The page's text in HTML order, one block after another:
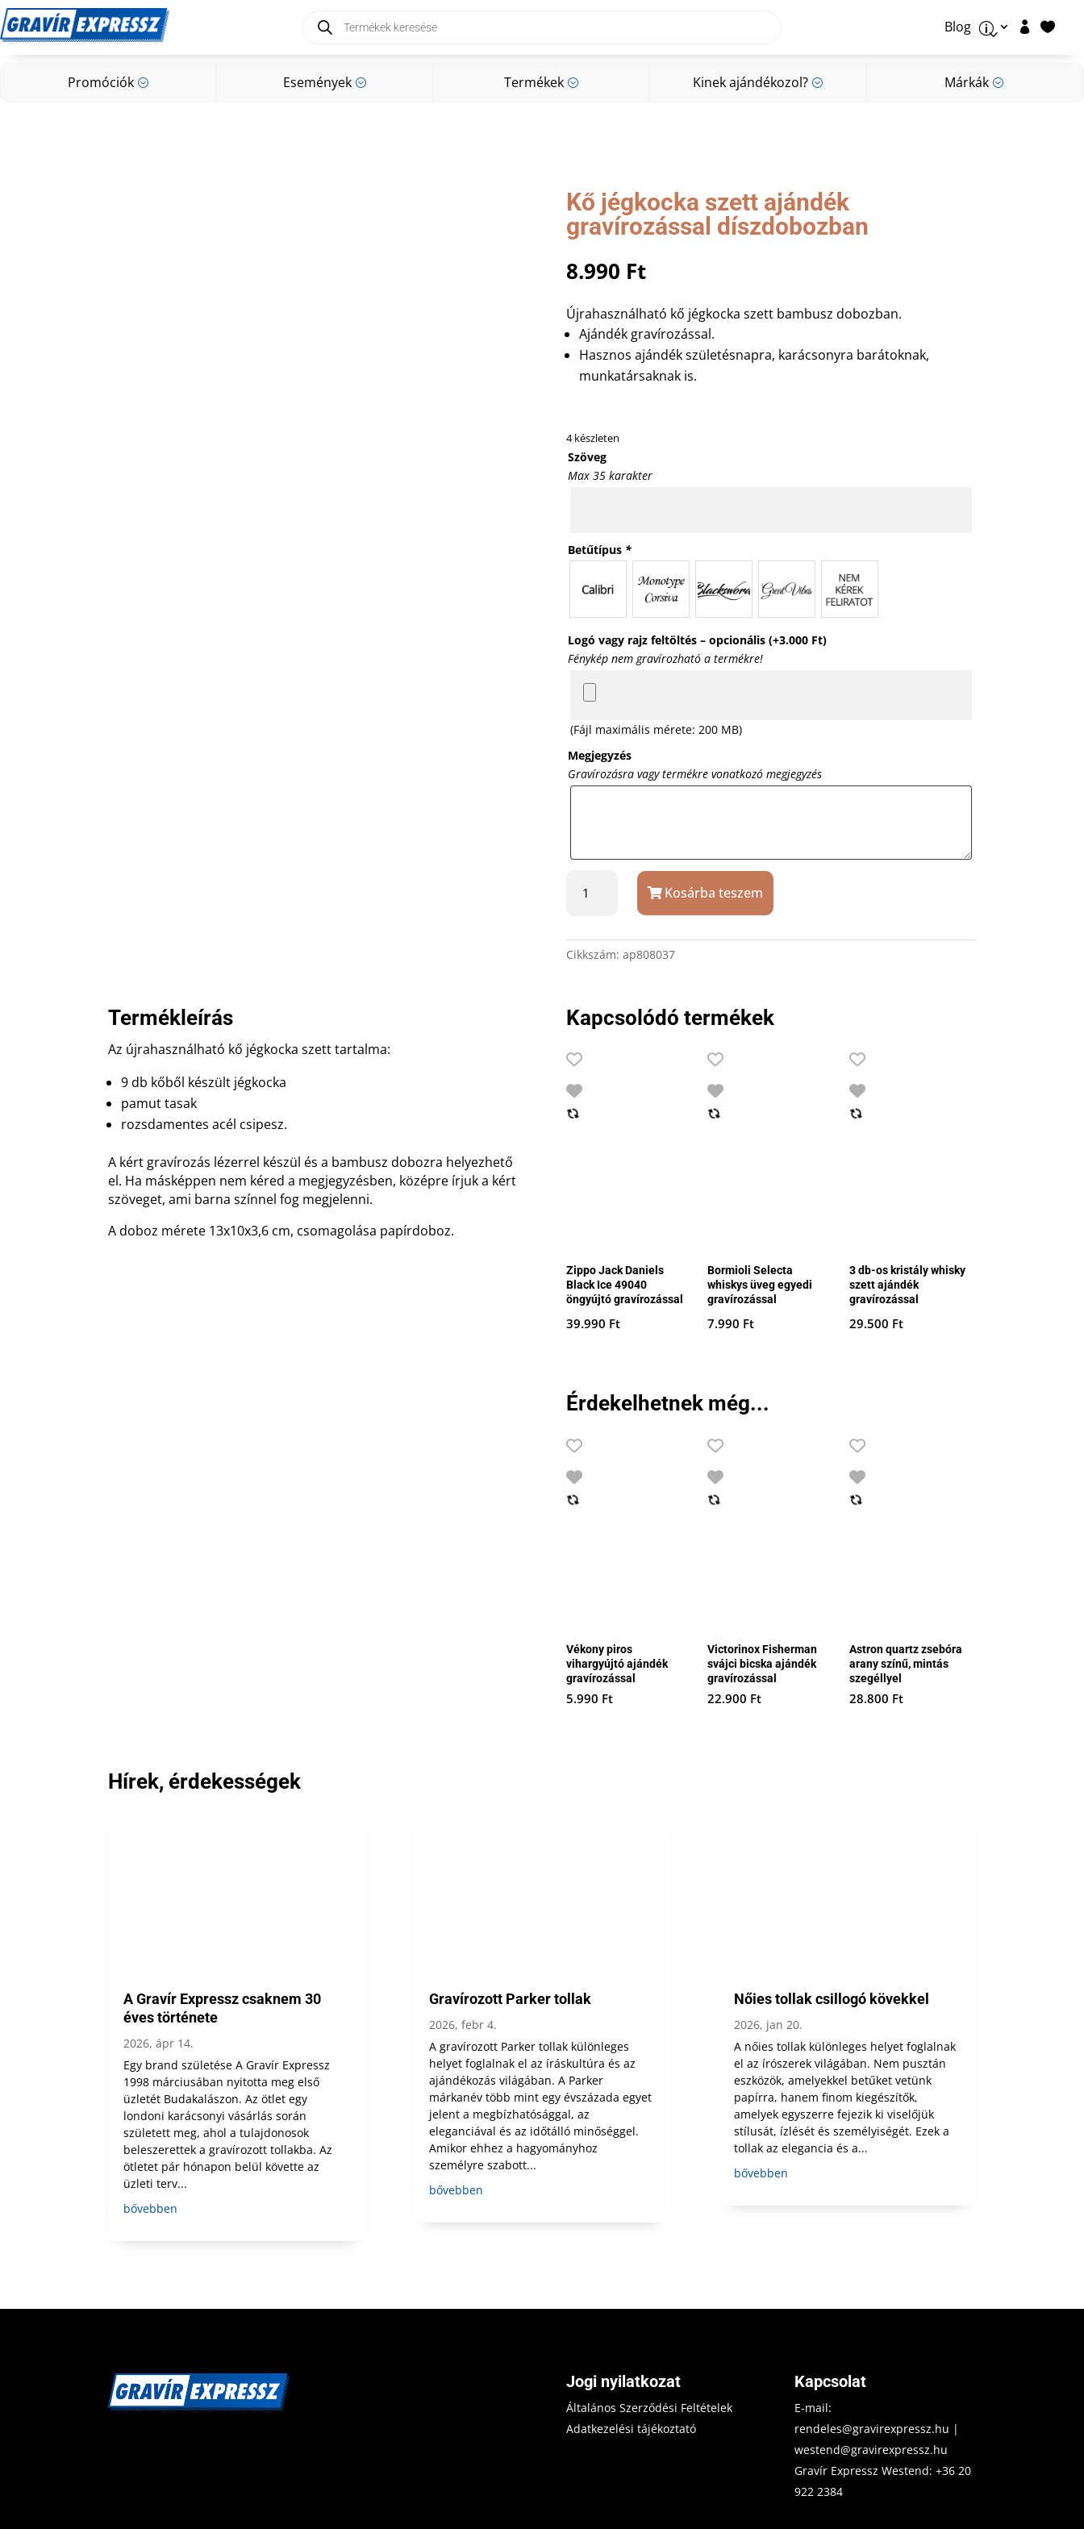
search Blog p  
Promóciók ; Események ; Termékek ; Kinek ajándékozol? ; Márkák ;
Promóciók; Események Márkák;
Kő jégkocka szett ajándék
gravírozással díszdobozban
8.990 Ft
Újrahasználható kő jégkocka szett bambusz dobozban.
Ajándék gravírozással.
Hasznos ajándék születésnapra, karácsonyra barátoknak,
munkatársaknak is.
4 készleten
Szöveg
Max 35 karakter
Betűtípus *
Logó vagy rajz feltöltés – opcionális (+3.000 Ft)
Fénykép nem gravírozható a termékre!
(Fájl maximális mérete: 200 MB)
Megjegyzés
Gravírozásra vagy termékre vonatkozó megjegyzés
jégkocka
gravírozással
Kosárba teszem
Cikkszám: ap808037
Termékleírás
Az újrahasználható kő jégkocka szett tartalma:
9 db kőből készült jégkocka
pamut tasak
rozsdamentes acél csipesz.
A kért gravírozás lézerrel készül és a bambusz dobozra helyezhető
el. Ha másképpen nem kéred a megjegyzésben, középre írjuk a kért
szöveget, ami barna színnel fog megjelenni.
A doboz mérete 13x10x3,6 cm, csomagolása papírdoboz.
Kapcsolódó termékek
Zippo Jack Daniels
Black Ice 49040
öngyújtó gravírozással
39.990 Ft
Bormioli Selecta
whiskys üveg egyedi
gravírozással
7.990 Ft
3 db-os kristály whisky
szett ajándék
gravírozással
29.500 Ft
Érdekelhetnek még...
Vékony piros
vihargyújtó ajándék
gravírozással
5.990 Ft
Victorinox Fisherman
svájci bicska ajándék
gravírozással
22.900 Ft
Astron quartz zsebóra
arany színű, mintás
szegéllyel
28.800 Ft
Hírek, érdekességek
A Gravír Expressz csaknem 30
éves története
2026, ápr 14.
Egy brand születése A Gravír Expressz
1998 márciusában nyitotta meg első
üzletét Budakalászon. Az ötlet egy
londoni karácsonyi vásárlás során
született meg, ahol a tulajdonosok
beleszerettek a gravírozott tollakba. Az
ötletet pár hónapon belül követte az
üzleti terv...
bővebben
Gravírozott Parker tollak
2026, febr 4.
A gravírozott Parker tollak különleges
helyet foglalnak el az íráskultúra és az
ajándékozás világában. A Parker
márkanév több mint egy évszázada egyet
jelent a megbízhatósággal, az
eleganciával és az időtálló minőséggel.
Amikor ehhez a hagyományhoz
személyre szabott...
bővebben
Nőies tollak csillogó kövekkel
2026, jan 20.
A nőies tollak különleges helyet foglalnak
el az írószerek világában. Nem pusztán
eszközök, amelyekkel betűket vetünk
papírra, hanem finom kiegészítők,
amelyek egyszerre fejezik ki viselőjük
stílusát, ízlését és személyiségét. Ezek a
tollak az elegancia és a...
bővebben
Jogi nyilatkozat
Általános Szerződési Feltételek
Adatkezelési tájékoztató
Kapcsolat
E-mail:
rendeles@gravirexpressz.hu |
westend@gravirexpressz.hu
Gravír Expressz Westend:+36 20
922 2384